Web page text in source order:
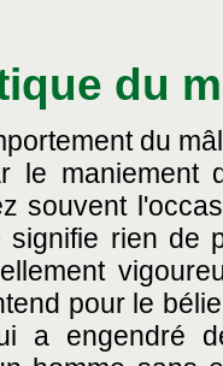
du
du
le
souvent
signifie rien de
pour le
a engendré